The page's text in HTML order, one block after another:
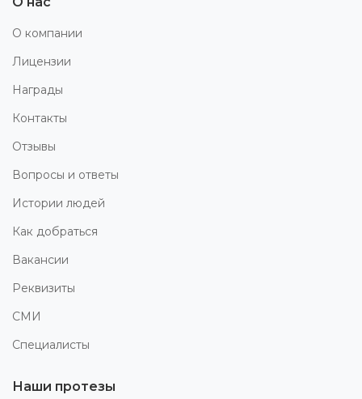
О компании
Лицензии
Награды
Контакты
Отзывы
Вопросы и ответы
Истории людей
Как добраться
Вакансии
Реквизиты
СМИ
Специалисты
Наши протезы